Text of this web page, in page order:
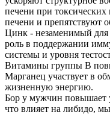
печени при
печени и препятствуют
Цинк - незаменимый
роль в поддержании
системы и уровня
Витамины группы В
Марганец участвует в
жизненную энергию.
Бор у мужчин повышает
что влияет на либидо,